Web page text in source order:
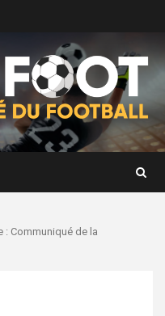
: Communiqué de la